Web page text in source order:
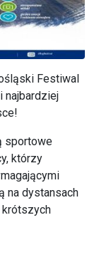
Festiwal
najbardziej
sportowe
którzy
na dystansach
krótszych